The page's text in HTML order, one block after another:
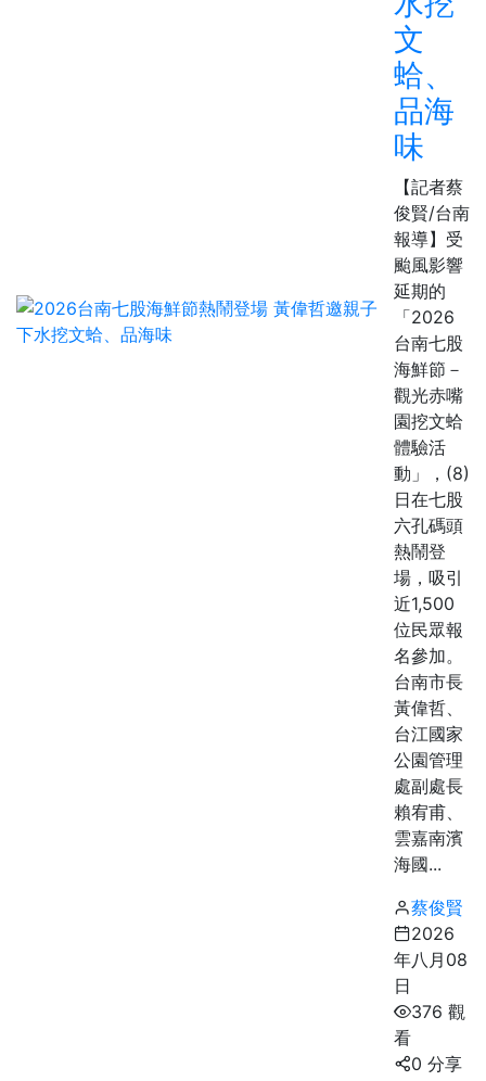
文
蛤、
品海
味
【記者蔡
俊賢/台南
報導】受
颱風影響
延期的
「2026
台南七股
海鮮節－
觀光赤嘴
園挖文蛤
體驗活
動」，(8)
日在七股
六孔碼頭
熱鬧登
場，吸引
近1,500
位民眾報
名參加。
台南市長
黃偉哲、
台江國家
公園管理
處副處長
賴宥甫、
雲嘉南濱
海國...
蔡俊賢
2026
年八月08
日
376 觀
看
0 分享